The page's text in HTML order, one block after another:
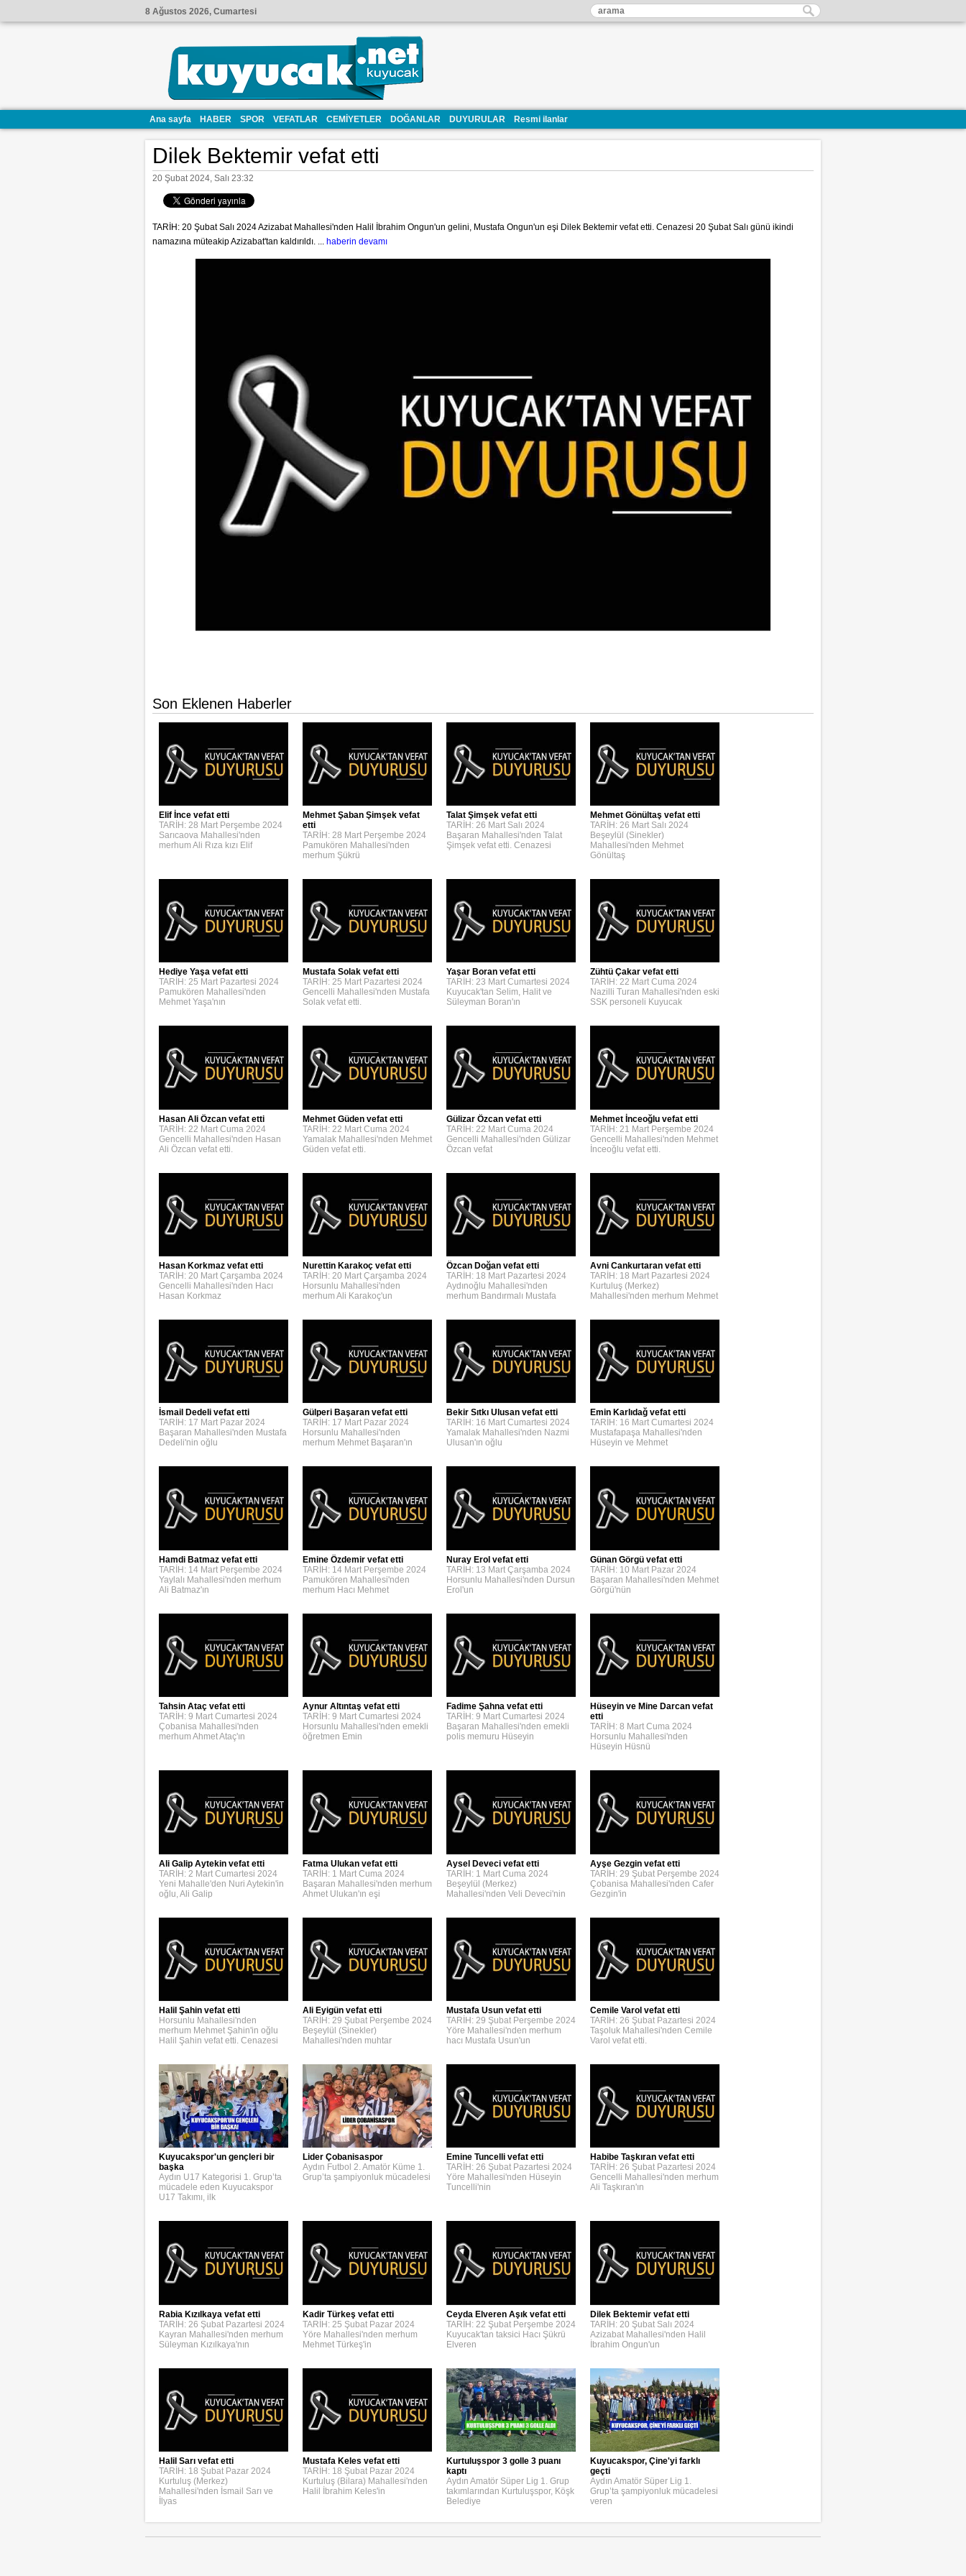
8 Ağustos 2026, Cumartesi
Ana sayfa HABER SPOR VEFATLAR CEMİYETLER DOĞANLAR DUYURULAR Resmi ilanlar
Dilek Bektemir vefat etti
20 Şubat 2024, Salı 23:32
TARİH: 20 Şubat Salı 2024 Azizabat Mahallesi'nden Halil İbrahim Ongun'un gelini, Mustafa Ongun'un eşi Dilek Bektemir vefat etti. Cenazesi 20 Şubat Salı günü ikindi
namazına müteakip Azizabat'tan kaldırıldı. ... haberin devamı
Son Eklenen Haberler
Elif İnce vefat etti
TARİH: 28 Mart Perşembe 2024
Sarıcaova Mahallesi'nden
merhum Ali Rıza kızı Elif
Mehmet Şaban Şimşek vefat
etti
TARİH: 28 Mart Perşembe 2024
Pamukören Mahallesi'nden
merhum Şükrü
Talat Şimşek vefat etti
TARİH: 26 Mart Salı 2024
Başaran Mahallesi'nden Talat
Şimşek vefat etti. Cenazesi
Mehmet Gönültaş vefat etti
TARİH: 26 Mart Salı 2024
Beşeylül (Sinekler)
Mahallesi'nden Mehmet
Gönültaş
Hediye Yaşa vefat etti
TARİH: 25 Mart Pazartesi 2024
Pamukören Mahallesi'nden
Mehmet Yaşa'nın
Mustafa Solak vefat etti
TARİH: 25 Mart Pazartesi 2024
Gencelli Mahallesi'nden Mustafa
Solak vefat etti.
Yaşar Boran vefat etti
TARİH: 23 Mart Cumartesi 2024
Kuyucak'tan Selim, Halit ve
Süleyman Boran'ın
Zühtü Çakar vefat etti
TARİH: 22 Mart Cuma 2024
Nazilli Turan Mahallesi'nden eski
SSK personeli Kuyucak
Hasan Ali Özcan vefat etti
TARİH: 22 Mart Cuma 2024
Gencelli Mahallesi'nden Hasan
Ali Özcan vefat etti.
Mehmet Güden vefat etti
TARİH: 22 Mart Cuma 2024
Yamalak Mahallesi'nden Mehmet
Güden vefat etti.
Gülizar Özcan vefat etti
TARİH: 22 Mart Cuma 2024
Gencelli Mahallesi'nden Gülizar
Özcan vefat
Mehmet İnceoğlu vefat etti
TARİH: 21 Mart Perşembe 2024
Gencelli Mahallesi'nden Mehmet
İnceoğlu vefat etti.
Hasan Korkmaz vefat etti
TARİH: 20 Mart Çarşamba 2024
Gencelli Mahallesi'nden Hacı
Hasan Korkmaz
Nurettin Karakoç vefat etti
TARİH: 20 Mart Çarşamba 2024
Horsunlu Mahallesi'nden
merhum Ali Karakoç'un
Özcan Doğan vefat etti
TARİH: 18 Mart Pazartesi 2024
Aydınoğlu Mahallesi'nden
merhum Bandırmalı Mustafa
Avni Cankurtaran vefat etti
TARİH: 18 Mart Pazartesi 2024
Kurtuluş (Merkez)
Mahallesi'nden merhum Mehmet
İsmail Dedeli vefat etti
TARİH: 17 Mart Pazar 2024
Başaran Mahallesi'nden Mustafa
Dedeli'nin oğlu
Gülperi Başaran vefat etti
TARİH: 17 Mart Pazar 2024
Horsunlu Mahallesi'nden
merhum Mehmet Başaran'ın
Bekir Sıtkı Ulusan vefat etti
TARİH: 16 Mart Cumartesi 2024
Yamalak Mahallesi'nden Nazmi
Ulusan'ın oğlu
Emin Karlıdağ vefat etti
TARİH: 16 Mart Cumartesi 2024
Mustafapaşa Mahallesi'nden
Hüseyin ve Mehmet
Hamdi Batmaz vefat etti
TARİH: 14 Mart Perşembe 2024
Yaylalı Mahallesi'nden merhum
Ali Batmaz'ın
Emine Özdemir vefat etti
TARİH: 14 Mart Perşembe 2024
Pamukören Mahallesi'nden
merhum Hacı Mehmet
Nuray Erol vefat etti
TARİH: 13 Mart Çarşamba 2024
Horsunlu Mahallesi'nden Dursun
Erol'un
Günan Görgü vefat etti
TARİH: 10 Mart Pazar 2024
Başaran Mahallesi'nden Mehmet
Görgü'nün
Tahsin Ataç vefat etti
TARİH: 9 Mart Cumartesi 2024
Çobanisa Mahallesi'nden
merhum Ahmet Ataç'ın
Aynur Altıntaş vefat etti
TARİH: 9 Mart Cumartesi 2024
Horsunlu Mahallesi'nden emekli
öğretmen Emin
Fadime Şahna vefat etti
TARİH: 9 Mart Cumartesi 2024
Başaran Mahallesi'nden emekli
polis memuru Hüseyin
Hüseyin ve Mine Darcan vefat
etti
TARİH: 8 Mart Cuma 2024
Horsunlu Mahallesi'nden
Hüseyin Hüsnü
Ali Galip Aytekin vefat etti
TARİH: 2 Mart Cumartesi 2024
Yeni Mahalle'den Nuri Aytekin'in
oğlu, Ali Galip
Fatma Ulukan vefat etti
TARİH: 1 Mart Cuma 2024
Başaran Mahallesi'nden merhum
Ahmet Ulukan'ın eşi
Aysel Deveci vefat etti
TARİH: 1 Mart Cuma 2024
Beşeylül (Merkez)
Mahallesi'nden Veli Deveci'nin
Ayşe Gezgin vefat etti
TARİH: 29 Şubat Perşembe 2024
Çobanisa Mahallesi'nden Cafer
Gezgin'in
Halil Şahin vefat etti
Horsunlu Mahallesi'nden
merhum Mehmet Şahin'in oğlu
Halil Şahin vefat etti. Cenazesi
Ali Eyigün vefat etti
TARİH: 29 Şubat Perşembe 2024
Beşeylül (Sinekler)
Mahallesi'nden muhtar
Mustafa Usun vefat etti
TARİH: 29 Şubat Perşembe 2024
Yöre Mahallesi'nden merhum
hacı Mustafa Usun'un
Cemile Varol vefat etti
TARİH: 26 Şubat Pazartesi 2024
Taşoluk Mahallesi'nden Cemile
Varol vefat etti.
Kuyucakspor'un gençleri bir
başka
Aydın U17 Kategorisi 1. Grup’ta
mücadele eden Kuyucakspor
U17 Takımı, ilk
Lider Çobanisaspor
Aydın Futbol 2. Amatör Küme 1.
Grup’ta şampiyonluk mücadelesi
Emine Tuncelli vefat etti
TARİH: 26 Şubat Pazartesi 2024
Yöre Mahallesi'nden Hüseyin
Tuncelli'nin
Habibe Taşkıran vefat etti
TARİH: 26 Şubat Pazartesi 2024
Gencelli Mahallesi'nden merhum
Ali Taşkıran'ın
Rabia Kızılkaya vefat etti
TARİH: 26 Şubat Pazartesi 2024
Kayran Mahallesi'nden merhum
Süleyman Kızılkaya'nın
Kadir Türkeş vefat etti
TARİH: 25 Şubat Pazar 2024
Yöre Mahallesi'nden merhum
Mehmet Türkeş'in
Ceyda Elveren Aşık vefat etti
TARİH: 22 Şubat Perşembe 2024
Kuyucak'tan taksici Hacı Şükrü
Elveren
Dilek Bektemir vefat etti
TARİH: 20 Şubat Salı 2024
Azizabat Mahallesi'nden Halil
İbrahim Ongun'un
Halil Sarı vefat etti
TARİH: 18 Şubat Pazar 2024
Kurtuluş (Merkez)
Mahallesi'nden İsmail Sarı ve
İlyas
Mustafa Keles vefat etti
TARİH: 18 Şubat Pazar 2024
Kurtuluş (Bilara) Mahallesi'nden
Halil İbrahim Keles'in
Kurtuluşspor 3 golle 3 puanı
kaptı
Aydın Amatör Süper Lig 1. Grup
takımlarından Kurtuluşspor, Köşk
Belediye
Kuyucakspor, Çine'yi farklı
geçti
Aydın Amatör Süper Lig 1.
Grup’ta şampiyonluk mücadelesi
veren